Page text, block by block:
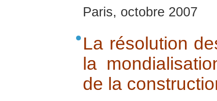
Paris, octobre 2007
La résolution
la
de la